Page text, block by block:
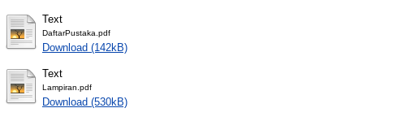
Text
DaftarPustaka.pdf
Download (142kB)
Text
Lampiran.pdf
Download (530kB)